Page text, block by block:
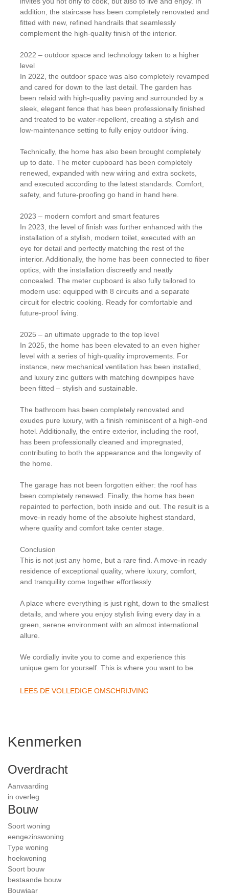
addition, the staircase has been completely renovated and
fitted with new, refined handrails that seamlessly
complement the high-quality finish of the interior.
2022 – outdoor space and technology taken to a higher
level
In 2022, the outdoor space was also completely revamped
and cared for down to the last detail. The garden has
been relaid with high-quality paving and surrounded by a
sleek, elegant fence that has been professionally finished
and treated to be water-repellent, creating a stylish and
low-maintenance setting to fully enjoy outdoor living.
Technically, the home has also been brought completely
up to date. The meter cupboard has been completely
renewed, expanded with new wiring and extra sockets,
and executed according to the latest standards. Comfort,
safety, and future-proofing go hand in hand here.
2023 – modern comfort and smart features
In 2023, the level of finish was further enhanced with the
installation of a stylish, modern toilet, executed with an
eye for detail and perfectly matching the rest of the
interior. Additionally, the home has been connected to fiber
optics, with the installation discreetly and neatly
concealed. The meter cupboard is also fully tailored to
modern use: equipped with 8 circuits and a separate
circuit for electric cooking. Ready for comfortable and
future-proof living.
2025 – an ultimate upgrade to the top level
In 2025, the home has been elevated to an even higher
level with a series of high-quality improvements. For
instance, new mechanical ventilation has been installed,
and luxury zinc gutters with matching downpipes have
been fitted – stylish and sustainable.
The bathroom has been completely renovated and
exudes pure luxury, with a finish reminiscent of a high-end
hotel. Additionally, the entire exterior, including the roof,
has been professionally cleaned and impregnated,
contributing to both the appearance and the longevity of
the home.
The garage has not been forgotten either: the roof has
been completely renewed. Finally, the home has been
repainted to perfection, both inside and out. The result is a
move-in ready home of the absolute highest standard,
where quality and comfort take center stage.
Conclusion
This is not just any home, but a rare find. A move-in ready
residence of exceptional quality, where luxury, comfort,
and tranquility come together effortlessly.
A place where everything is just right, down to the smallest
details, and where you enjoy stylish living every day in a
green, serene environment with an almost international
allure.
We cordially invite you to come and experience this
unique gem for yourself. This is where you want to be.
LEES DE VOLLEDIGE OMSCHRIJVING
Kenmerken
Overdracht
Aanvaarding
in overleg
Bouw
Soort woning
eengezinswoning
Type woning
hoekwoning
Soort bouw
bestaande bouw
Bouwjaar